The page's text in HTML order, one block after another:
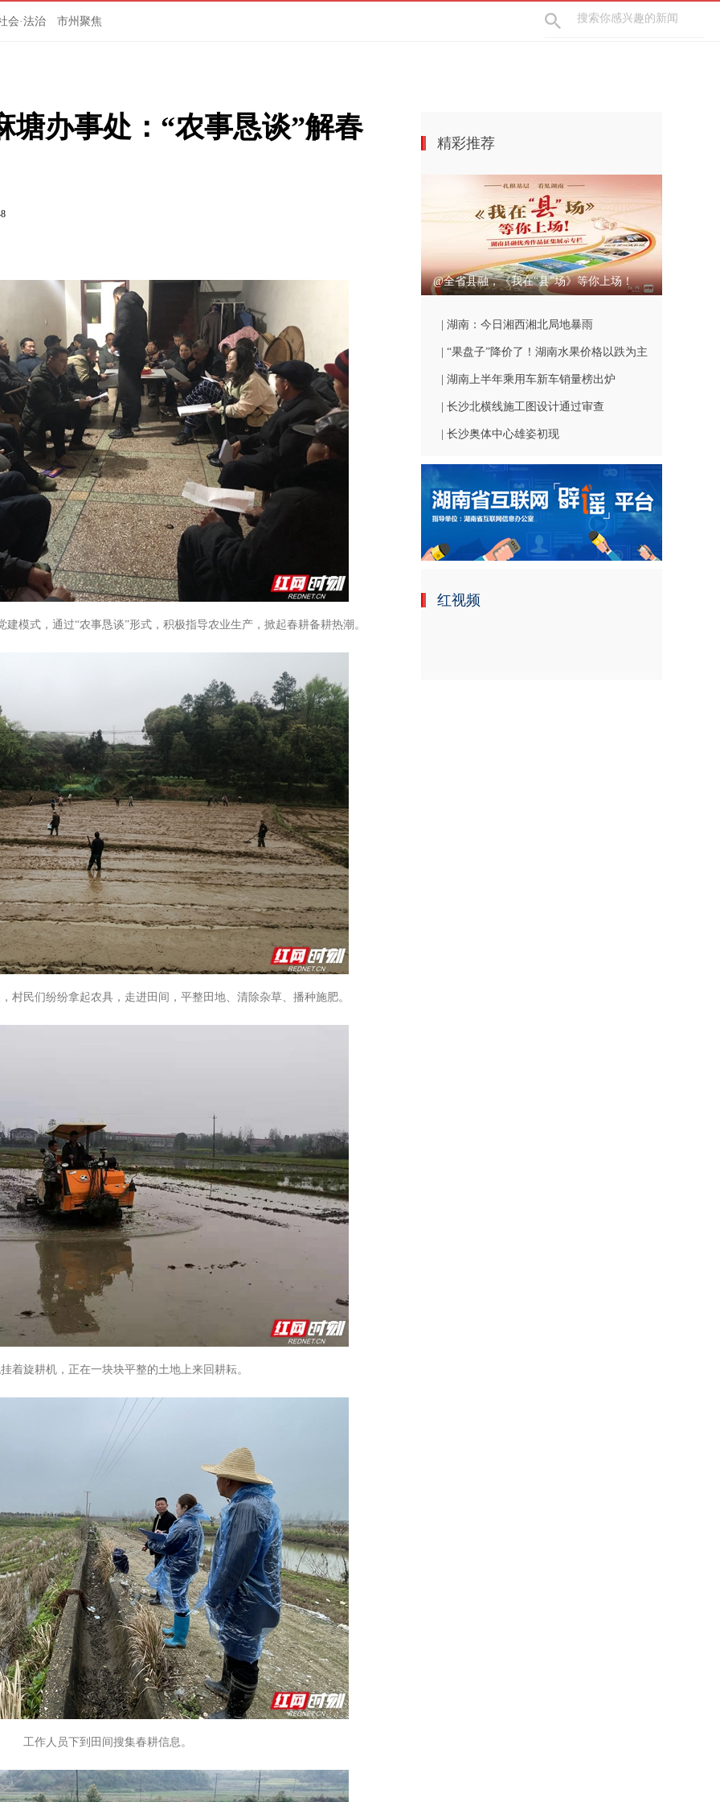
会·法治 市州聚焦
塘办事处：“农事恳谈”解春
模式，通过“农事恳谈”形式，积极指导农业生产，掀起春耕备耕热潮。
村民们纷纷拿起农具，走进田间，平整田地、清除杂草、播种施肥。
着旋耕机，正在一块块平整的土地上来回耕耘。
工作人员下到田间搜集春耕信息。
精彩推荐
@全省县融，《我在“县”场》等你上场！
| 湖南：今日湘西湘北局地暴雨
| “果盘子”降价了！湖南水果价格以跌为主
| 湖南上半年乘用车新车销量榜出炉
| 长沙北横线施工图设计通过审查
| 长沙奥体中心雄姿初现
红视频